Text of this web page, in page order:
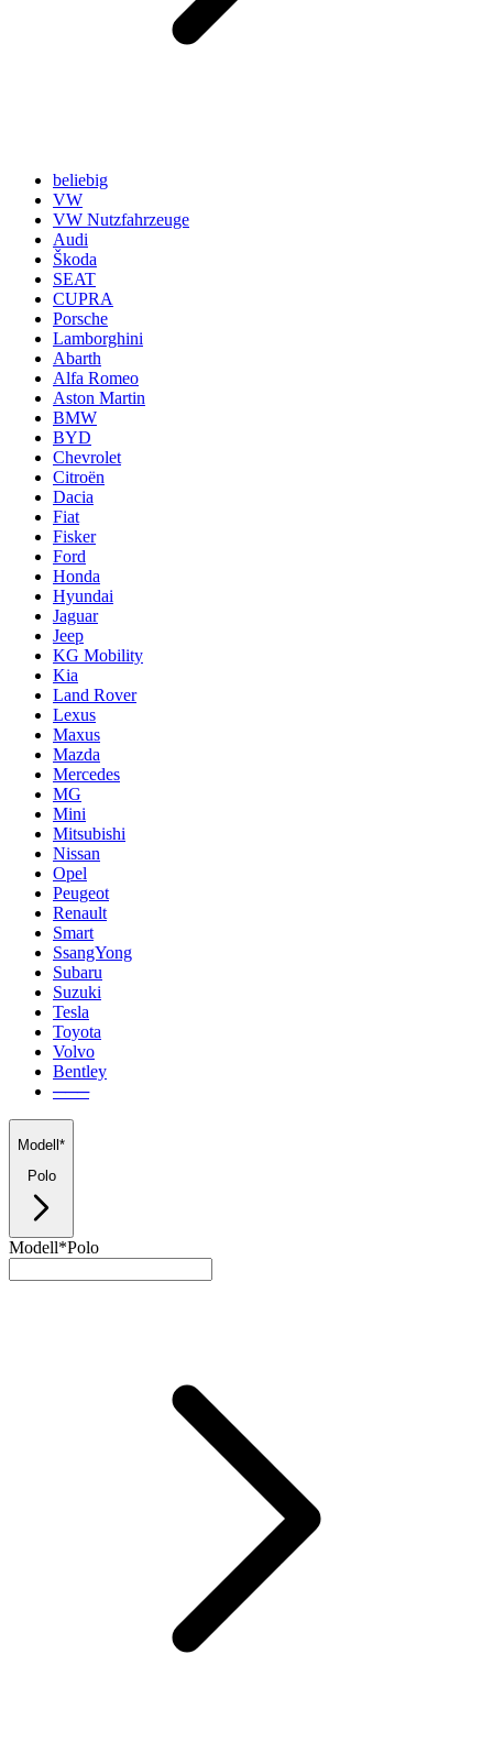
beliebig
VW
VW Nutzfahrzeuge
Audi
Škoda
SEAT
CUPRA
Porsche
Lamborghini
Abarth
Alfa Romeo
Aston Martin
BMW
BYD
Chevrolet
Citroën
Dacia
Fiat
Fisker
Ford
Honda
Hyundai
Jaguar
Jeep
KG Mobility
Kia
Land Rover
Lexus
Maxus
Mazda
Mercedes
MG
Mini
Mitsubishi
Nissan
Opel
Peugeot
Renault
Smart
SsangYong
Subaru
Suzuki
Tesla
Toyota
Volvo
Bentley
───
Modell*
Polo
Modell*Polo